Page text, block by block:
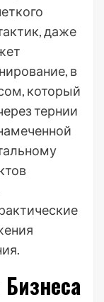
даже
в
который
тернии